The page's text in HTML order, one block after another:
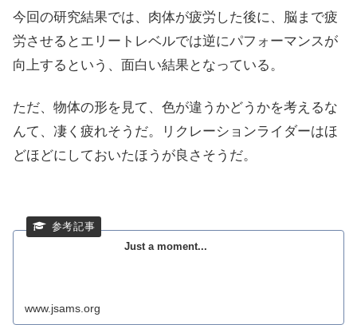
今回の研究結果では、肉体が疲労した後に、脳まで疲
労させるとエリートレベルでは逆にパフォーマンスが
向上するという、面白い結果となっている。
ただ、物体の形を見て、色が違うかどうかを考えるな
んて、凄く疲れそうだ。リクレーションライダーはほ
どほどにしておいたほうが良さそうだ。
Just a moment...
www.jsams.org